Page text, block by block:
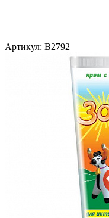
Артикул: В2792